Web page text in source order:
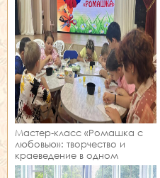
Мастер‑класс «Ромашка с
любовью»: творчество и
краеведение в одном
занятии!